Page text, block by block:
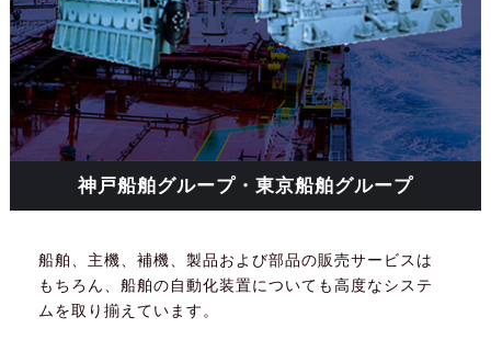
神戸船舶グループ・東京船舶グループ
船舶、主機、補機、製品および部品の販売サービスは
もちろん、船舶の自動化装置についても高度なシステ
ムを取り揃えています。